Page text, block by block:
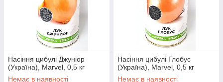
Насіння цибулі Джуніор
(Україна), Marvel, 0,5 кг
Немає в наявності
Насіння цибулі Глобус
(Україна), Marvel, 0,5 кг
Немає в наявності